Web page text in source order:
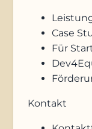
Case
Für
Kontakt